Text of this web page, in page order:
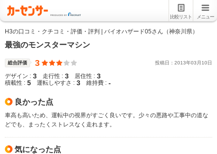
比較リスト メニュー
H3の口コミ・クチコミ・評価・評判 | バイオハザード05さん（神奈川県）
最強のモンスターマシン
総合評価 3 投稿日： 2013年03 月 10日
デザイン : 3 走行性 : 3 居住性 : 3
積載性 : 5 運転しやすさ : 3 維持費 : -
良かった点
車高も高いため、運転中の視界がすごく良いです。少々の悪路や工事中の道な
どでも、まったくストレスなく走れます。
気になった点